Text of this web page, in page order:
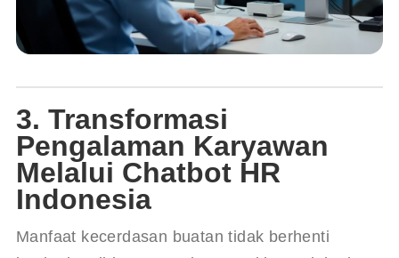
3. Transformasi
Pengalaman Karyawan
Melalui Chatbot HR
Indonesia
Manfaat kecerdasan buatan tidak berhenti